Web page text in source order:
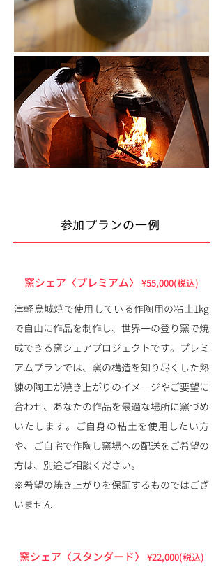
参加プランの一例
窯シェア〈プレミアム〉 ¥55,000(税込)
津軽烏城焼で使用している作陶用の粘土1kg
で自由に作品を制作し、世界一の登り窯で焼
成できる窯シェアプロジェクトです。プレミ
アムプランでは、窯の構造を知り尽くした熟
練の陶工が焼き上がりのイメージやご要望に
合わせ、あなたの作品を最適な場所に窯づめ
いたします。ご自身の粘土を使用したい方
や、ご自宅で作陶し窯場への配送をご希望の
方は、別途ご相談ください。
※希望の焼き上がりを保証するものではござ
いません
窯シェア〈スタンダード〉 ¥22,000(税込)